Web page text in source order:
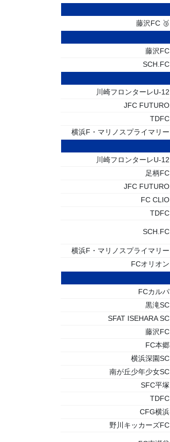
藤沢FC 🥉
藤沢FC
SCH.FC
川崎フロンターレU-12
JFC FUTURO
TDFC
横浜F・マリノスプライマリー
川崎フロンターレU-12
足柄FC
JFC FUTURO
FC CLIO
TDFC
SCH.FC
横浜F・マリノスプライマリー
FCオリオン
FCカルパ
黒滝SC
SFAT ISEHARA SC
藤沢FC
FC本郷
横浜深園SC
南が丘少年少女SC
SFC平塚
TDFC
CFG横浜
野川キッカーズFC